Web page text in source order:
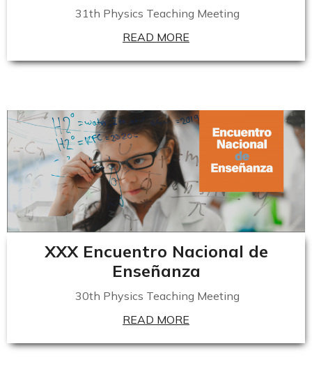
31th Physics Teaching Meeting
READ MORE
XXX Encuentro Nacional de
Enseñanza
30th Physics Teaching Meeting
READ MORE